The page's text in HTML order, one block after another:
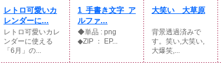
レトロ可愛いカ
レンダーに...
レトロ可愛いカレ
ンダーに使える
「6月」の...
1_手書き文字_ア
ルファ...
◆単品 : png
◆ZIP ： EP...
大笑い 大草原
背景透過済みで
す。笑い,大笑い,
大爆笑,...